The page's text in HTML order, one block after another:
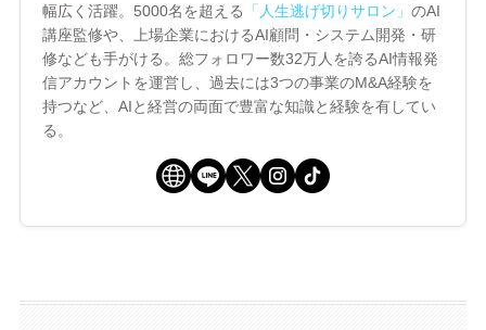
幅広く活躍。5000名を超える
「人生逃げ切りサロン」 のAI
講座監修や、上場企業におけるAI顧問・システム開発・研
修なども手がける。総フォロワー数32万人を誇るAI情報発
信アカウントを運営し、過去には3つの事業のM&A経験を
持つなど、AIと経営の両面で豊富な知識と経験を有してい
る。